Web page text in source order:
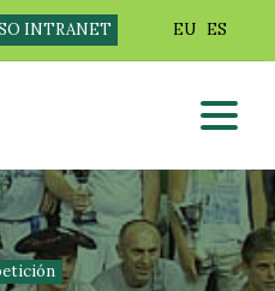
INTRANET EU ES